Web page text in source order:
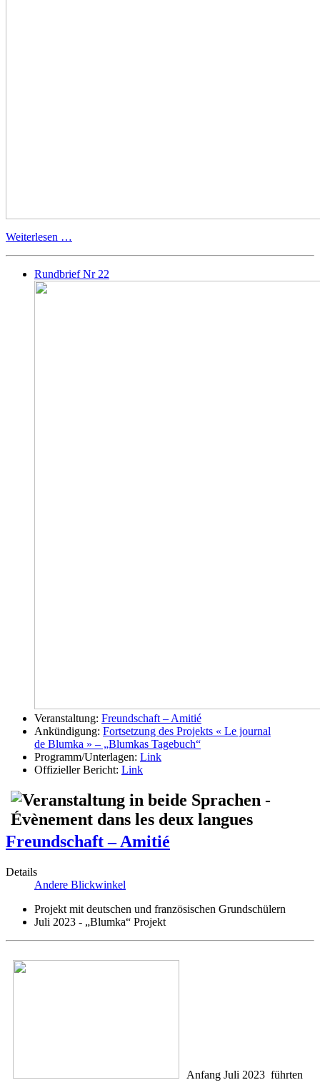
Weiterlesen …
Rundbrief Nr 22
Veranstaltung: Freundschaft – Amitié
Ankündigung: Fortsetzung des Projekts « Le journal
de Blumka » – „Blumkas Tagebuch“
Programm/Unterlagen: Link
Offizieller Bericht: Link
Freundschaft – Amitié
Details
Andere Blickwinkel
Projekt mit deutschen und französischen Grundschülern
Juli 2023 - „Blumka“ Projekt
Anfang Juli 2023 führten